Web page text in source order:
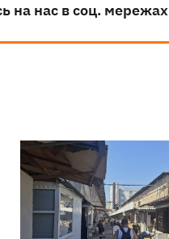
на нас в соц. мережах